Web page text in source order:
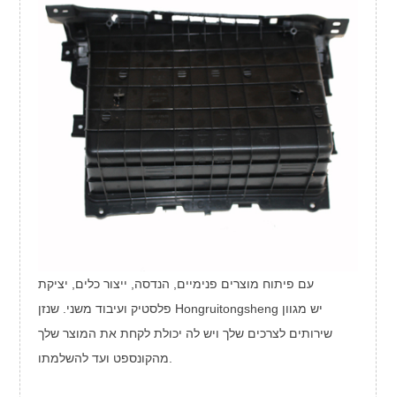
עם פיתוח מוצרים פנימיים, הנדסה, ייצור כלים, יציקת
פלסטיק ועיבוד משני. שנזן Hongruitongsheng יש מגוון
שירותים לצרכים שלך ויש לה יכולת לקחת את המוצר שלך